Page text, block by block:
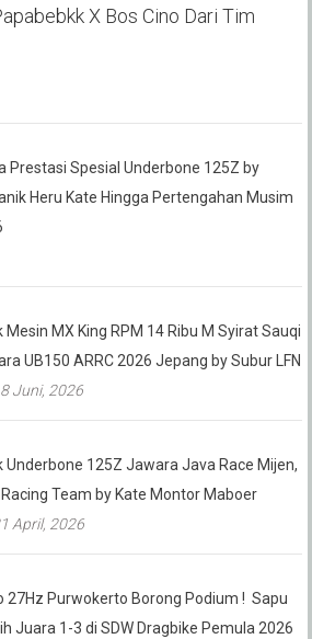
X Bos Cino Dari Tim
Prestasi Spesial Underbone 125Z by
Heru Kate Hingga Pertengahan Musim
Mesin MX King RPM 14 Ribu M Syirat Sauqi
UB150 ARRC 2026 Jepang by Subur LFN
Juni, 2026
Underbone 125Z Jawara Java Race Mijen,
Team by Kate Montor Maboer
April, 2026
27Hz Purwokerto Borong Podium ! Sapu
Juara 1-3 di SDW Dragbike Pemula 2026